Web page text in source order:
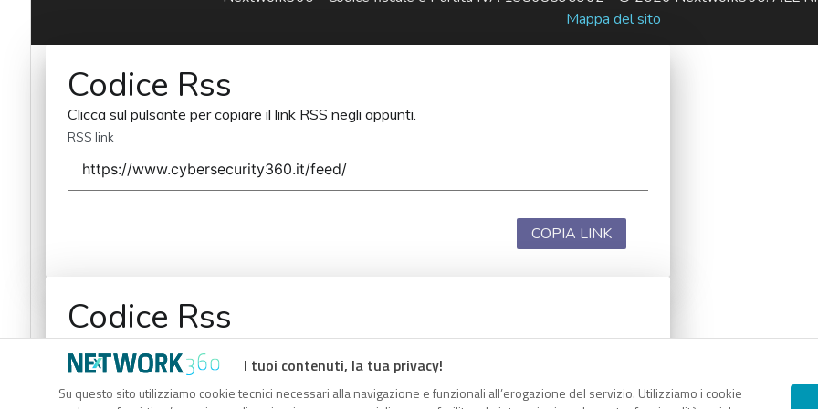
I tuoi contenuti, la tua privacy!
Su questo sito utilizziamo cookie tecnici necessari alla navigazione e funzionali all’erogazione del servizio. Utilizziamo i cookie
Mappa del sito
Codice Rss
Clicca sul pulsante per copiare il link RSS negli appunti.
RSS link
COPIA LINK
Codice Rss
RSS link